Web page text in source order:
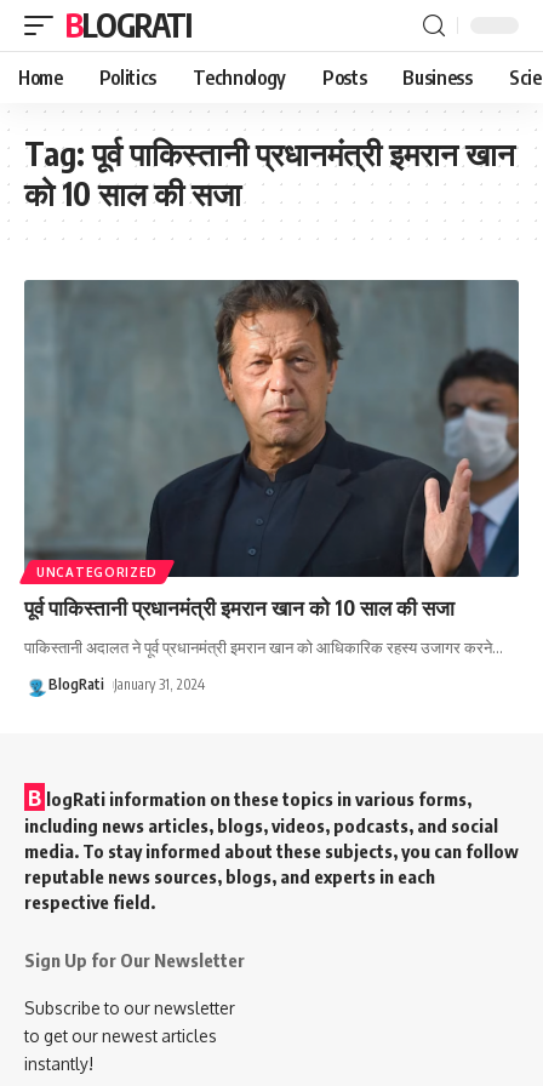
BLOGRATI
Home Politics Technology Posts Business
Tag:पूर्व पाकिस्तानी प्रधानमंत्री इमरान खान
को 10 साल की सजा
UNCATEGORIZED
पूर्व पाकिस्तानी प्रधानमंत्री इमरान खान को 10 साल की सजा
पाकिस्तानी अदालत ने पूर्व प्रधानमंत्री इमरान खान को आधिकारिक रहस्य उजागर करने…
BlogRati January 31, 2024
B logRati information on these topics in various forms,
including news articles, blogs, videos, podcasts, and social
media. To stay informed about these subjects, you can follow
reputable news sources, blogs, and experts in each
respective field.
Sign Up for Our Newsletter
Subscribe to our newsletter
to get our newest articles
instantly!